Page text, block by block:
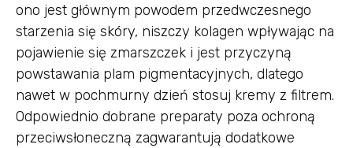
ono jest głównym powodem przedwczesnego
starzenia się skóry, niszczy kolagen wpływając na
pojawienie się zmarszczek i jest przyczyną
powstawania plam pigmentacyjnych, dlatego
nawet w pochmurny dzień stosuj kremy z filtrem.
Odpowiednio dobrane preparaty poza ochroną
przeciwsłoneczną zagwarantują dodatkowe